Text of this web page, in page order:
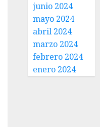
junio 2024
mayo 2024
abril 2024
marzo 2024
febrero 2024
enero 2024